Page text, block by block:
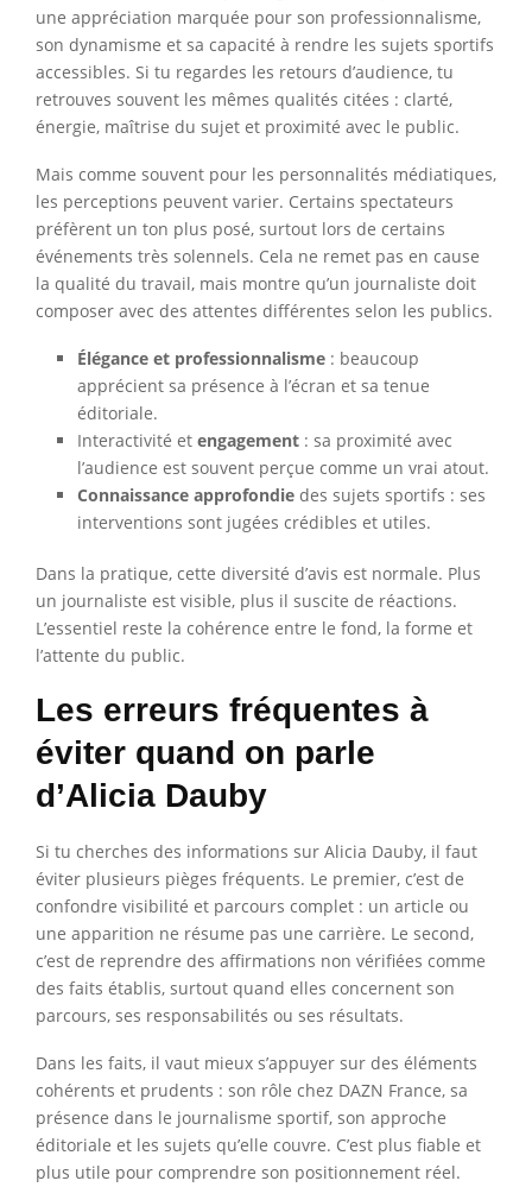
une appréciation marquée pour son professionnalisme,
son dynamisme et sa capacité à rendre les sujets sportifs
accessibles. Si tu regardes les retours d’audience, tu
retrouves souvent les mêmes qualités citées : clarté,
énergie, maîtrise du sujet et proximité avec le public.
Mais comme souvent pour les personnalités médiatiques,
les perceptions peuvent varier. Certains spectateurs
préfèrent un ton plus posé, surtout lors de certains
événements très solennels. Cela ne remet pas en cause
la qualité du travail, mais montre qu’un journaliste doit
composer avec des attentes différentes selon les publics.
Élégance et professionnalisme : beaucoup
apprécient sa présence à l’écran et sa tenue
éditoriale.
Interactivité et engagement : sa proximité avec
l’audience est souvent perçue comme un vrai atout.
Connaissance approfondie des sujets sportifs : ses
interventions sont jugées crédibles et utiles.
Dans la pratique, cette diversité d’avis est normale. Plus
un journaliste est visible, plus il suscite de réactions.
L’essentiel reste la cohérence entre le fond, la forme et
l’attente du public.
Les erreurs fréquentes à
éviter quand on parle
d’Alicia Dauby
Si tu cherches des informations sur Alicia Dauby, il faut
éviter plusieurs pièges fréquents. Le premier, c’est de
confondre visibilité et parcours complet : un article ou
une apparition ne résume pas une carrière. Le second,
c’est de reprendre des affirmations non vérifiées comme
des faits établis, surtout quand elles concernent son
parcours, ses responsabilités ou ses résultats.
Dans les faits, il vaut mieux s’appuyer sur des éléments
cohérents et prudents : son rôle chez DAZN France, sa
présence dans le journalisme sportif, son approche
éditoriale et les sujets qu’elle couvre. C’est plus fiable et
plus utile pour comprendre son positionnement réel.